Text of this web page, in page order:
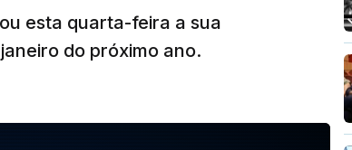
esta quarta-feira a sua
do próximo ano.